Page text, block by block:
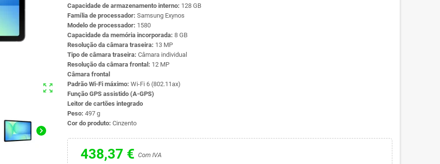
zoom_out_map
chevron_right
Capacidade de armazenamento interno: 128 GB
Família de processador: Samsung Exynos
Modelo de processador: 1580
Capacidade da memória incorporada: 8 GB
Resolução da câmara traseira: 13 MP
Tipo de câmara traseira: Câmara individual
Resolução da câmara frontal: 12 MP
Câmara frontal
Padrão Wi-Fi máximo: Wi-Fi 6 (802.11ax)
Função GPS assistido (A-GPS)
Leitor de cartões integrado
Peso: 497 g
Cor do produto: Cinzento
438,37 € Com IVA